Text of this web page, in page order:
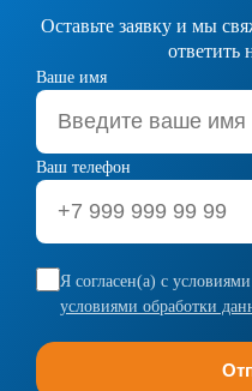
Оставьте заявку и мы
ответить
Ваше имя
Ваш телефон
Я согласен(а) с условиями
условиями обработки